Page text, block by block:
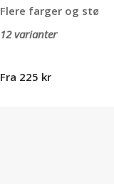
Flere farger og
12 varianter
Fra 225 kr